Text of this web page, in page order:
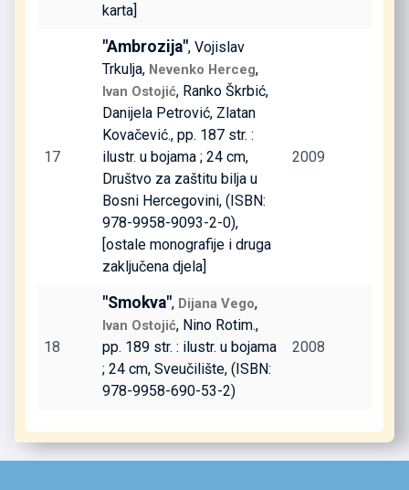
karta]
17
"Ambrozija", Vojislav
Trkulja, Nevenko Herceg,
Ivan Ostojić, Ranko Škrbić,
Danijela Petrović, Zlatan
Kovačević., pp. 187 str. :
ilustr. u bojama ; 24 cm,
Društvo za zaštitu bilja u
Bosni Hercegovini, (ISBN:
978-9958-9093-2-0),
[ostale monografije i druga
zaključena djela]
2009
18
"Smokva", Dijana Vego,
Ivan Ostojić, Nino Rotim.,
pp. 189 str. : ilustr. u bojama
; 24 cm, Sveučilište, (ISBN:
978-9958-690-53-2)
2008